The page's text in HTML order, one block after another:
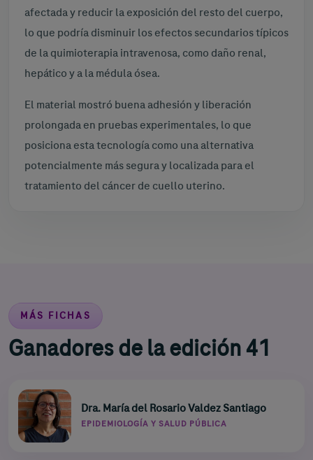
afectada y reducir la exposición del resto del cuerpo,
lo que podría disminuir los efectos secundarios típicos
de la quimioterapia intravenosa, como daño renal,
hepático y a la médula ósea.
El material mostró buena adhesión y liberación
prolongada en pruebas experimentales, lo que
posiciona esta tecnología como una alternativa
potencialmente más segura y localizada para el
tratamiento del cáncer de cuello uterino.
MÁS FICHAS
Ganadores de la edición 41
Dra. María del Rosario Valdez Santiago
EPIDEMIOLOGÍA Y SALUD PÚBLICA